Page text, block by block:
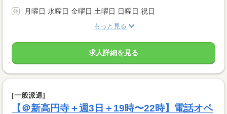
月曜日 水曜日 金曜日 土曜日 日曜日 祝日
もっと見る
求人詳細を見る
[一般派遣]
【＠新高円寺＋週3日＋19時〜22時】電話オペ